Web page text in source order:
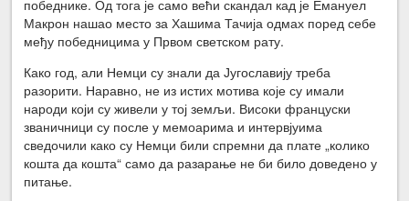
победнике. Од тога је само већи скандал кад је Емануел
Макрон нашао место за Хашима Тачија одмах поред себе
међу победницима у Првом светском рату.
Како год, али Немци су знали да Југославију треба
разорити. Наравно, не из истих мотива које су имали
народи који су живели у тој земљи. Високи француски
званичници су после у мемоарима и интервјуима
сведочили како су Немци били спремни да плате „колико
кошта да кошта“ само да разарање не би било доведено у
питање.